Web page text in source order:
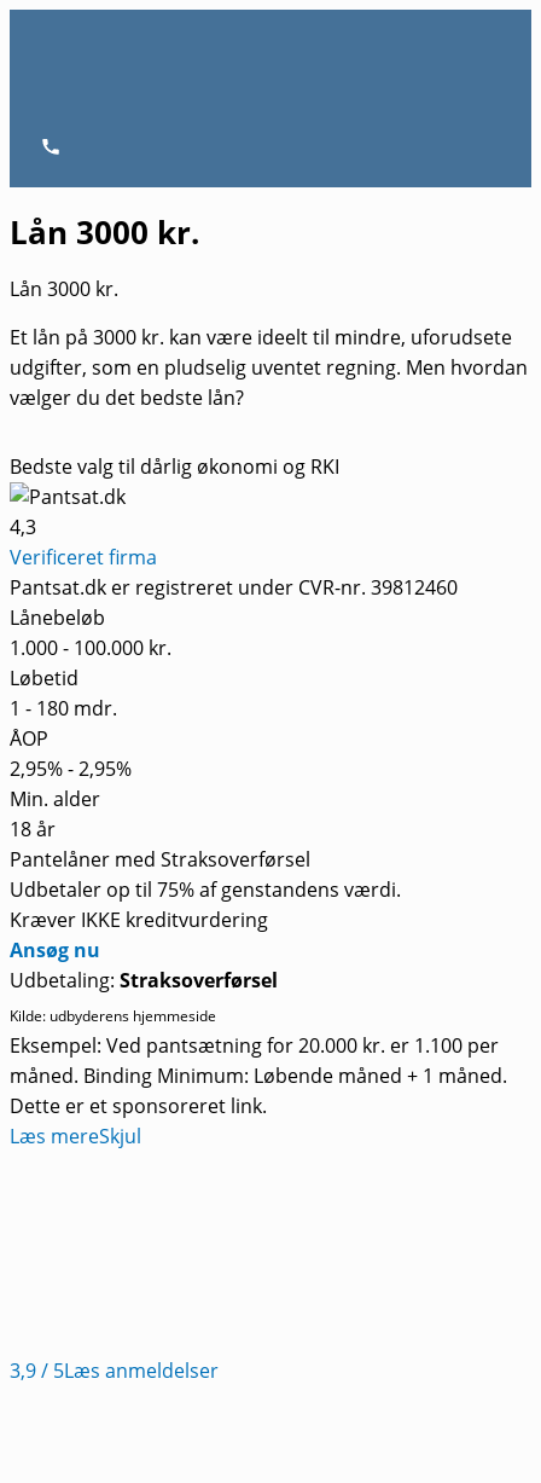
Lån 3000 kr.
Lån 3000 kr.
Et lån på 3000 kr. kan være ideelt til mindre, uforudsete
udgifter, som en pludselig uventet regning. Men hvordan
vælger du det bedste lån?
Bedste valg til dårlig økonomi og RKI
4,3
Verificeret firma
Pantsat.dk er registreret under CVR-nr. 39812460
Lånebeløb
1.000 - 100.000 kr.
Løbetid
1 - 180 mdr.
ÅOP
2,95% - 2,95%
Min. alder
18 år
Pantelåner med Straksoverførsel
Udbetaler op til 75% af genstandens værdi.
Kræver IKKE kreditvurdering
Ansøg nu
Udbetaling: Straksoverførsel
Kilde: udbyderens hjemmeside
Eksempel: Ved pantsætning for 20.000 kr. er 1.100 per
måned. Binding Minimum: Løbende måned + 1 måned.
Dette er et sponsoreret link.
Læs mereSkjul
3,9/ 5Læs anmeldelser